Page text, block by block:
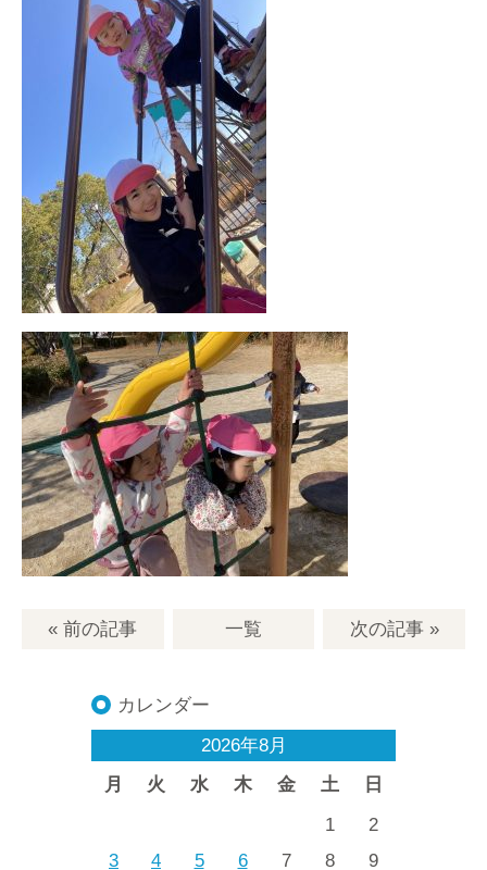
« 前の記事 一覧 次の記事»
カレンダー
2026年8月
月
火 水 木 金 土 日
1
2
3
4 5 6 7 8
9